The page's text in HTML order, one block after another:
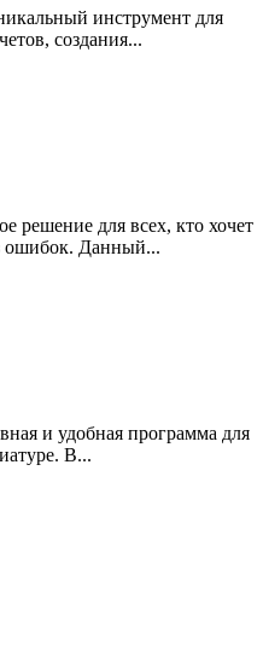
инструмент для
создания...
решение для всех, кто хочет
ошибок. Данный...
и удобная программа для
В...